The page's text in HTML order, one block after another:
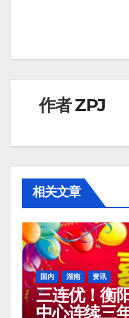
作者ZPJ
相关文章
国内 湖南 资讯
三连优！衡
中心连续三